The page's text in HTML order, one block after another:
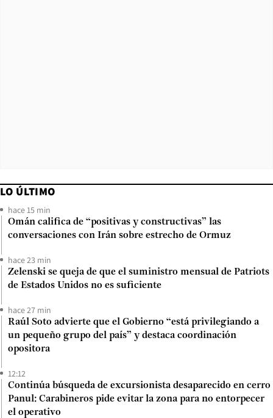
LO ÚLTIMO
hace 15 min
Omán califica de “positivas y constructivas” las
conversaciones con Irán sobre estrecho de Ormuz
hace 23 min
Zelenski se queja de que el suministro mensual de Patriots
de Estados Unidos no es suficiente
hace 27 min
Raúl Soto advierte que el Gobierno “está privilegiando a
un pequeño grupo del país” y destaca coordinación
opositora
12:12
Continúa búsqueda de excursionista desaparecido en cerro
Panul: Carabineros pide evitar la zona para no entorpecer
el operativo